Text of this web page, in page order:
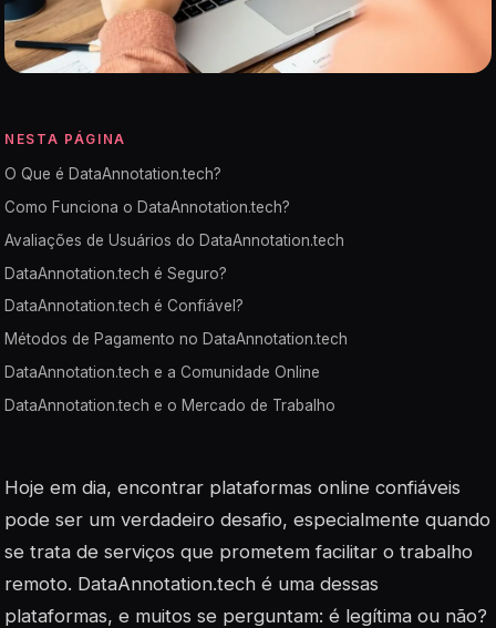
NESTA PÁGINA
O Que é DataAnnotation.tech?
Como Funciona o DataAnnotation.tech?
Avaliações de Usuários do DataAnnotation.tech
DataAnnotation.tech é Seguro?
DataAnnotation.tech é Confiável?
Métodos de Pagamento no DataAnnotation.tech
DataAnnotation.tech e a Comunidade Online
DataAnnotation.tech e o Mercado de Trabalho
Hoje em dia, encontrar plataformas online confiáveis
pode ser um verdadeiro desafio, especialmente quando
se trata de serviços que prometem facilitar o trabalho
remoto. DataAnnotation.tech é uma dessas
plataformas, e muitos se perguntam: é legítima ou não?